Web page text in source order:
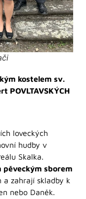
kostelem sv.
POVLTAVSKÝCH
loveckých
hudby v
Skalka.
pěveckým sborem
a zahrají skladby k
nebo Daněk.